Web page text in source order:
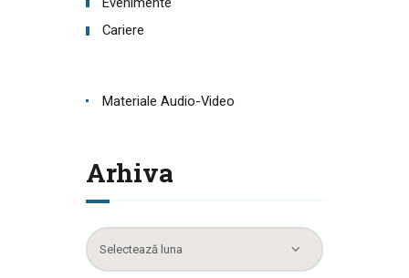
Cariere
Materiale Audio-Video
Arhiva
Arhiva